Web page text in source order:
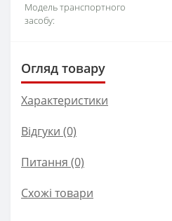
Модель транспортного
засобу:
Огляд товару
Характеристики
Відгуки (0)
Питання (0)
Схожі товари